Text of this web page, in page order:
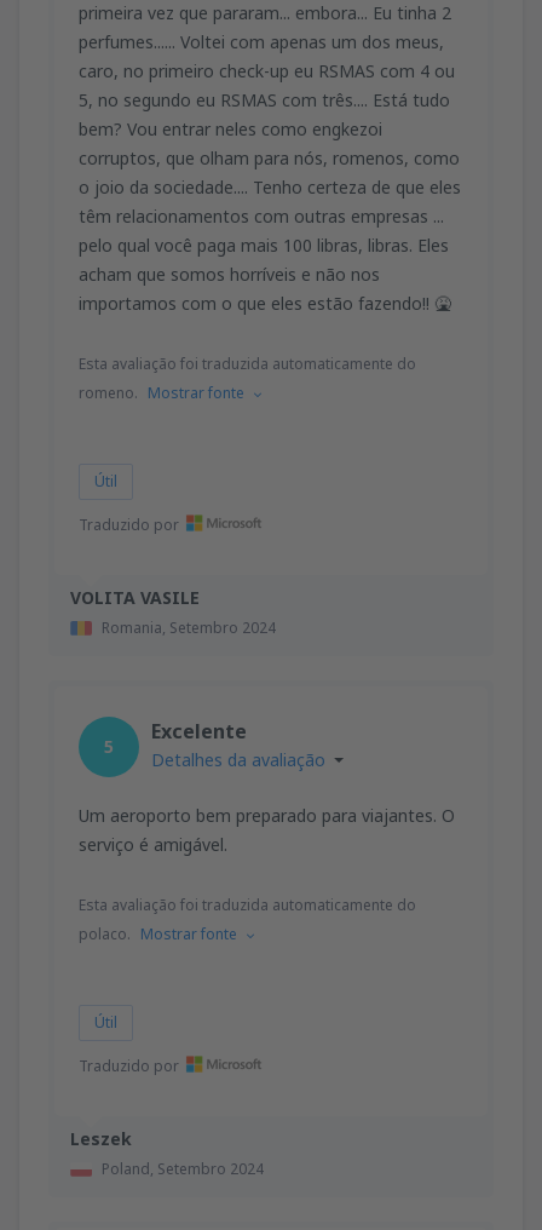
VOLITA VASILE
Romania, Setembro 2024
primeira vez que pararam... embora... Eu tinha 2
perfumes...... Voltei com apenas um dos meus,
caro, no primeiro check-up eu RSMAS com 4 ou
5, no segundo eu RSMAS com três.... Está tudo
bem? Vou entrar neles como engkezoi
corruptos, que olham para nós, romenos, como
o joio da sociedade.... Tenho certeza de que eles
têm relacionamentos com outras empresas ...
pelo qual você paga mais 100 libras, libras. Eles
acham que somos horríveis e não nos
importamos com o que eles estão fazendo!! 🤮
Esta avaliação foi traduzida automaticamente do
romeno. Mostrar fonte
Útil
Traduzido por
Leszek
Poland, Setembro 2024
5
Excelente
Detalhes da avaliação
Um aeroporto bem preparado para viajantes. O
serviço é amigável.
Esta avaliação foi traduzida automaticamente do
polaco. Mostrar fonte
Útil
Traduzido por